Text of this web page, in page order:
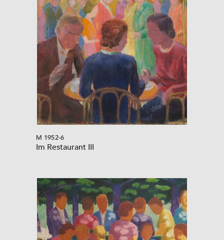
M 1952-6
Im Restaurant III